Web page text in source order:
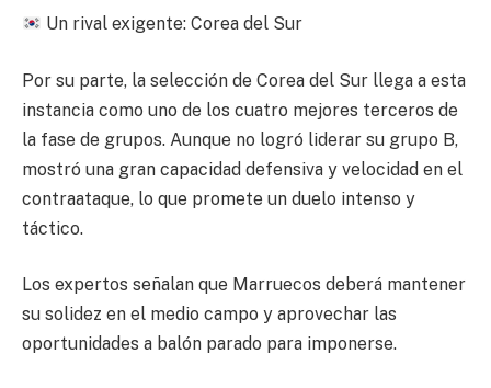
Un rival exigente: Corea del Sur
Por su parte, la selección de Corea del Sur llega a esta
instancia como uno de los cuatro mejores terceros de
la fase de grupos. Aunque no logró liderar su grupo B,
mostró una gran capacidad defensiva y velocidad en el
contraataque, lo que promete un duelo intenso y
táctico.
Los expertos señalan que Marruecos deberá mantener
su solidez en el medio campo y aprovechar las
oportunidades a balón parado para imponerse.